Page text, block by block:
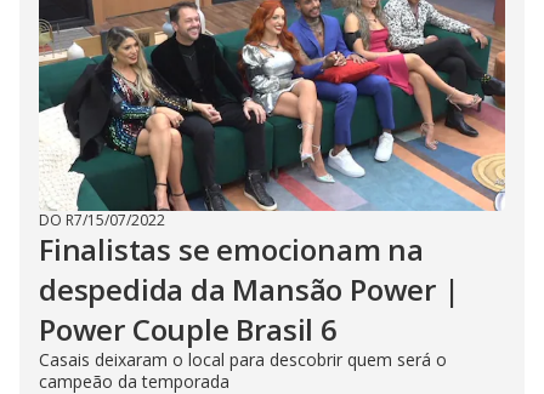
DO R7/15/07/2022
Finalistas se emocionam na
despedida da Mansão Power |
Power Couple Brasil 6
Casais deixaram o local para descobrir quem será o
campeão da temporada